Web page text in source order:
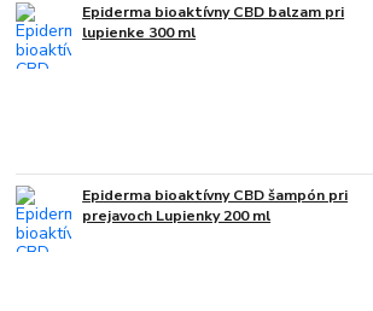
Epiderma bioaktívny CBD balzam pri
lupienke 300 ml
Epiderma bioaktívny CBD šampón pri
prejavoch Lupienky 200 ml